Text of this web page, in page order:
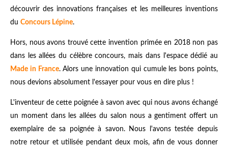
découvrir des innovations françaises et les meilleures inventions
du Concours Lépine.
Hors, nous avons trouvé cette invention primée en 2018 non pas
dans les allées du célèbre concours, mais dans l'espace dédié au
Made in France. Alors une innovation qui cumule les bons points,
nous devions absolument l'essayer pour vous en dire plus !
L'inventeur de cette poignée à savon avec qui nous avons échangé
un moment dans les allées du salon nous a gentiment offert un
exemplaire de sa poignée à savon. Nous l'avons testée depuis
notre retour et utilisée pendant deux mois, afin de vous donner